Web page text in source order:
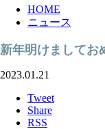
HOME
ニュース
新年明けましてお
2023.01.21
Tweet
Share
RSS